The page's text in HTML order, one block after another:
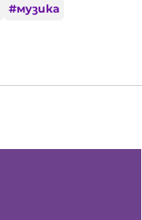
#музика